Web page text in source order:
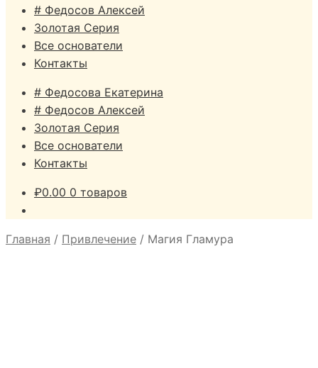
# Федосов Алексей
Золотая Серия
Все основатели
Контакты
# Федосова Екатерина
# Федосов Алексей
Золотая Серия
Все основатели
Контакты
₽0.00 0 товаров
Главная / Привлечение / Магия Гламура